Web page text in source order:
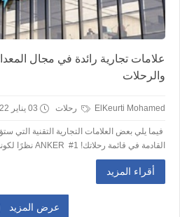
علامات تجارية رائدة في مجال
والرحلات
ElKeurti Mohamed رحلات 03 يناير 2022
فيما يلي بعض العلامات التجارية التقنية التي
القادمة في قائمة رحلاتك! 1# ANKER نظرًا لكونه من بنات أفكار مهن...
أقراء المزيد
عرض المزيد